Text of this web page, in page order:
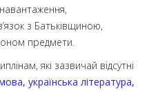
з Батьківщиною,
предмети.
які зазвичай відсутні
українська література,